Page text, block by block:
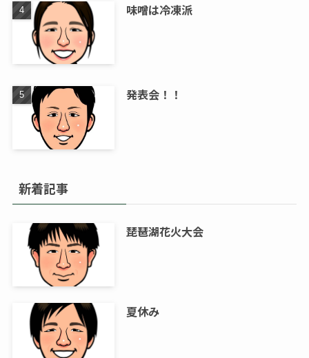
味噌は冷凍派
発表会！！
新着記事
琵琶湖花火大会
夏休み